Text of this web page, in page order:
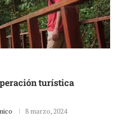
turística
8 marzo, 2024